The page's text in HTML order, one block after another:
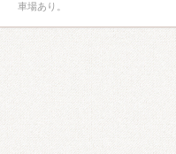
車場あり。